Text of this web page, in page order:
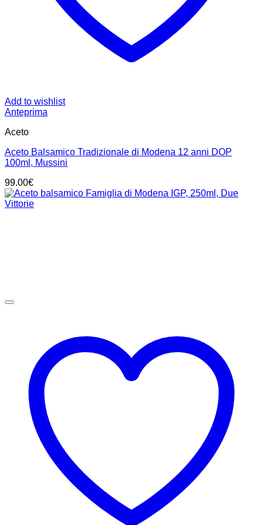
Add to wishlist
Anteprima
Aceto
Aceto Balsamico Tradizionale di Modena 12 anni DOP
100ml, Mussini
99.00€